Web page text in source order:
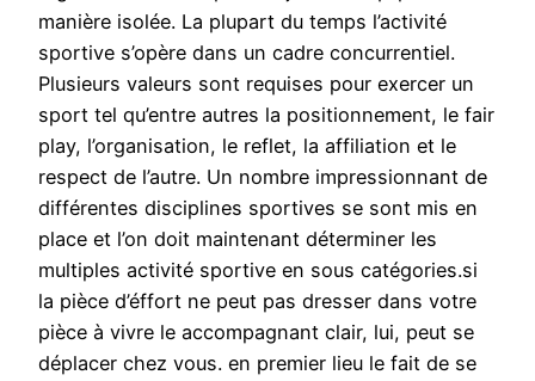
manière isolée. La plupart du temps l’activité
sportive s’opère dans un cadre concurrentiel.
Plusieurs valeurs sont requises pour exercer un
sport tel qu’entre autres la positionnement, le fair
play, l’organisation, le reflet, la affiliation et le
respect de l’autre. Un nombre impressionnant de
différentes disciplines sportives se sont mis en
place et l’on doit maintenant déterminer les
multiples activité sportive en sous catégories.si
la pièce d’éffort ne peut pas dresser dans votre
pièce à vivre le accompagnant clair, lui, peut se
déplacer chez vous. en premier lieu le fait de se